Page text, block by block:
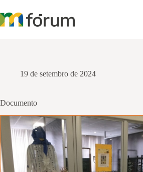
para
o
19 de setembro de 2024
Documento